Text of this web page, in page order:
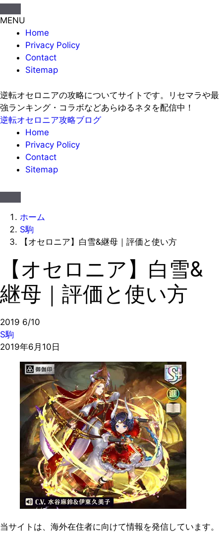
MENU
Home
Privacy Policy
Contact
Sitemap
逆転オセロニアの攻略についてサイトです。リセマラや最
強ランキング・コラボなどあらゆるネタを配信中！
逆転オセロニア攻略ブログ
Home
Privacy Policy
Contact
Sitemap
ホーム
S駒
【オセロニア】白雪&継母｜評価と使い方
【オセロニア】白雪&
継母｜評価と使い方
2019 6/10
S駒
2019年6月10日
当サイトは、海外在住者に向けて情報を発信しています。